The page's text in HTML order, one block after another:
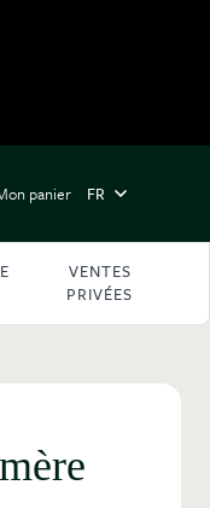
Toggle minicart,
panier FR
VENTES
PRIVÉES